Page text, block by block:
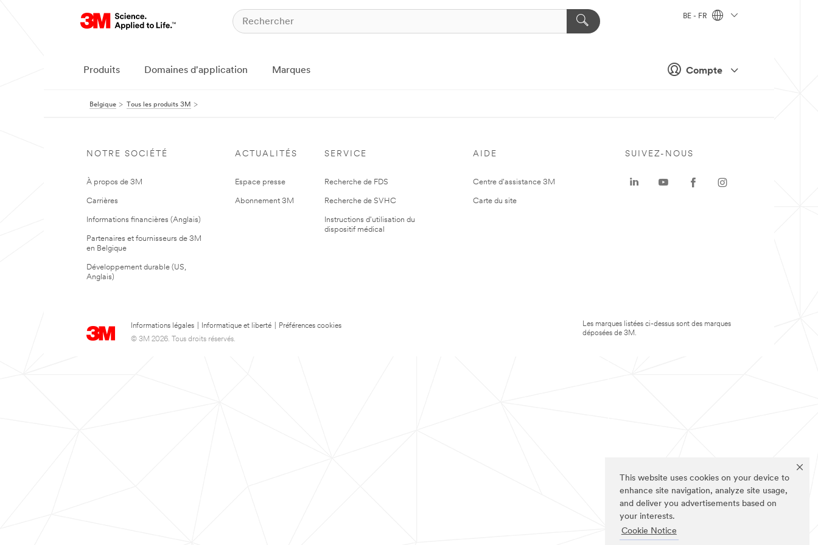
This website uses cookies on your device to
enhance site navigation, analyze site usage,
and deliver you advertisements based on
your interests.
Cookie Notice
Compte
BE - FR
Produits Domaines d'application Marques
Belgique Tous les produits 3M
NOTRE SOCIÉTÉ
À propos de 3M
Carrières
Informations financières (Anglais)
Partenaires et fournisseurs de 3M
en Belgique
Développement durable (US,
Anglais)
ACTUALITÉS
Espace presse
Abonnement 3M
SERVICE
Recherche de FDS
Recherche de SVHC
Instructions d'utilisation du
dispositif médical
AIDE
Centre d'assistance 3M
Carte du site
Informations légales Informatique et liberté
Préférences cookies
© 3M 2026. Tous droits réservés.
SUIVEZ-NOUS
Les marques listées ci-dessus sont des marques
déposées de 3M.